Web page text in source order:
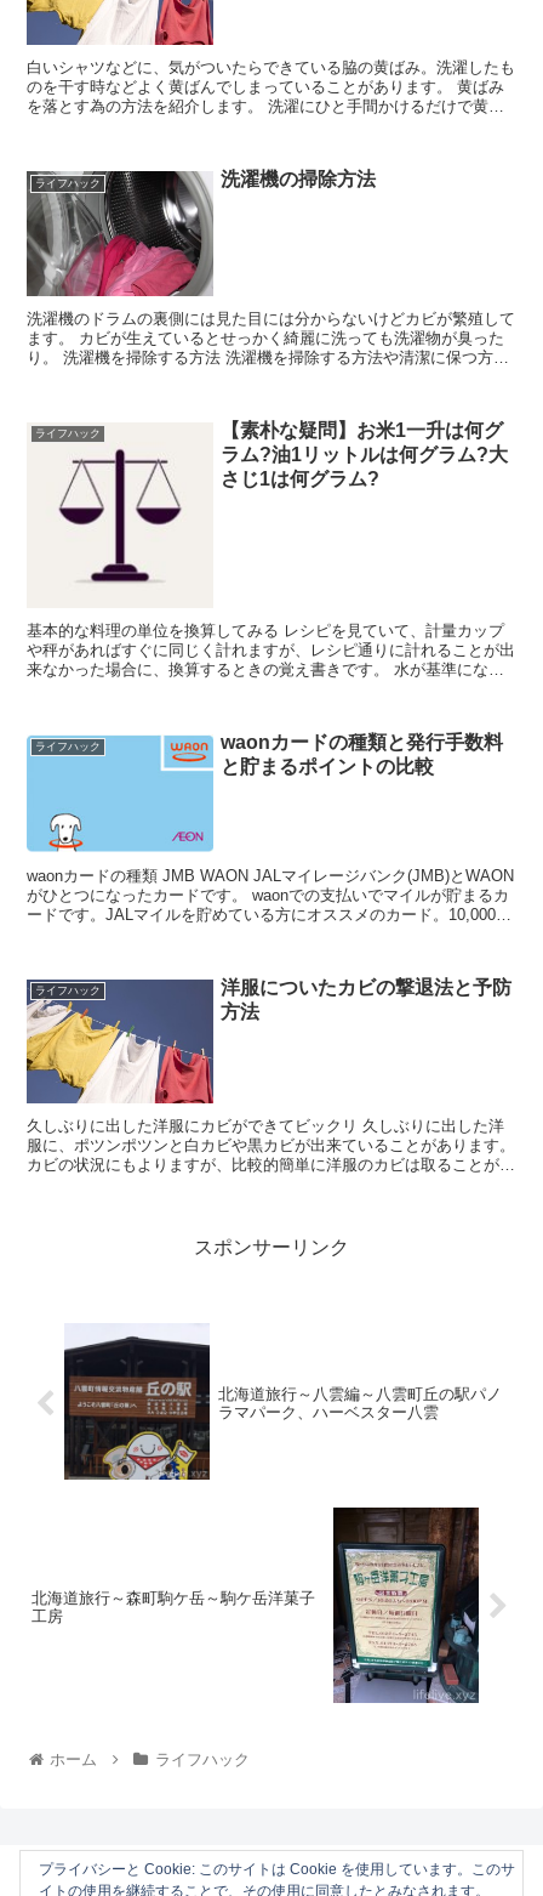
白いシャツなどに、気がついたらできている脇の黄ばみ。洗濯したも
のを干す時などよく黄ばんでしまっていることがあります。 黄ばみ
を落とす為の方法を紹介します。 洗濯にひと手間かけるだけで黄ば
ライフハック 洗濯機の掃除方法
洗濯機のドラムの裏側には見た目には分からないけどカビが繁殖して
ます。 カビが生えているとせっかく綺麗に洗っても洗濯物が臭った
り。 洗濯機を掃除する方法 洗濯機を掃除する方法や清潔に保つ方法
ライフハック
【素朴な疑問】お米1一升は何グ
ラム?油1リットルは何グラム?大
さじ1は何グラム?
基本的な料理の単位を換算してみる レシピを見ていて、計量カップ
や秤があればすぐに同じく計れますが、レシピ通りに計れることが出
来なかった場合に、換算するときの覚え書きです。 水が基準になっ
ライフハック
waonカードの種類と発行手数料
と貯まるポイントの比較
waonカードの種類 JMB WAON JALマイレージバンク(JMB)とWAON
がひとつになったカードです。 waonでの支払いでマイルが貯まるカ
ードです。JALマイルを貯めている方にオススメのカード。10,000マ
ライフハック
洋服についたカビの撃退法と予防
方法
久しぶりに出した洋服にカビができてビックリ 久しぶりに出した洋
服に、ポツンポツンと白カビや黒カビが出来ていることがあります。
カビの状況にもよりますが、比較的簡単に洋服のカビは取ることがで
スポンサーリンク
北海道旅行～八雲編～八雲町丘の駅パノ
ラマパーク、ハーベスター八雲
北海道旅行～森町駒ケ岳～駒ケ岳洋菓子
工房
ホーム ライフハック
プライバシーと Cookie: このサイトは Cookie を使用しています。このサ
イトの使用を継続することで、その使用に同意したとみなされます。